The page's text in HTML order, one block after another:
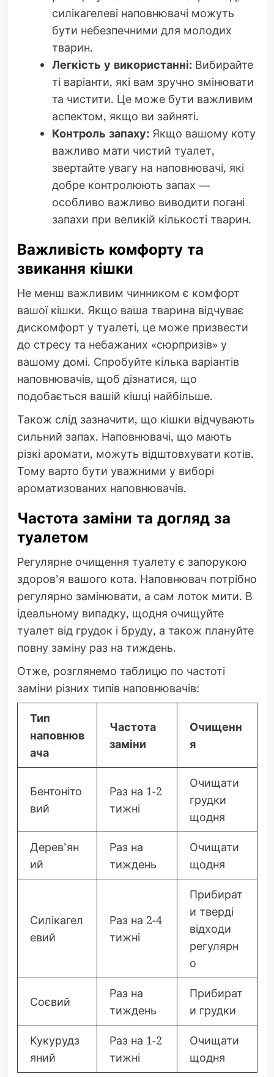
силікагелеві наповнювачі можуть
бути небезпечними для молодих
тварин.
Легкість у використанні:Вибирайте
ті варіанти, які вам зручно змінювати
та чистити. Це може бути важливим
аспектом, якщо ви зайняті.
Контроль запаху:Якщо вашому коту
важливо мати чистий туалет,
звертайте увагу на наповнювачі, які
добре контролюють запах —
особливо важливо виводити погані
запахи при великій кількості тварин.
Важливість комфорту та
звикання кішки
Не менш важливим чинником є комфорт
вашої кішки. Якщо ваша тварина відчуває
дискомфорт у туалеті, це може призвести
до стресу та небажаних «сюрпризів» у
вашому домі. Спробуйте кілька варіантів
наповнювачів, щоб дізнатися, що
подобається вашій кішці найбільше.
Також слід зазначити, що кішки відчувають
сильний запах. Наповнювачі, що мають
різкі аромати, можуть відштовхувати котів.
Тому варто бути уважними у виборі
ароматизованих наповнювачів.
Частота заміни та догляд за
туалетом
Регулярне очищення туалету є запорукою
здоров’я вашого кота. Наповнювач потрібно
регулярно замінювати, а сам лоток мити. В
ідеальному випадку, щодня очищуйте
туалет від грудок і бруду, а також плануйте
повну заміну раз на тиждень.
Отже, розглянемо таблицю по частоті
заміни різних типів наповнювачів:
Тип
наповнюв
ача
Частота
заміни
Очищенн
я
Бентоніто
вий
Раз на 1-2
тижні
Очищати
грудки
щодня
Дерев’ян
ий
Раз на
тиждень
Очищати
щодня
Силікагел
евий
Раз на 2-4
тижні
Прибират
и тверді
відходи
регулярн
о
Соєвий
Раз на
тиждень
Прибират
и грудки
Кукурудз
яний
Раз на 1-2
тижні
Очищати
щодня